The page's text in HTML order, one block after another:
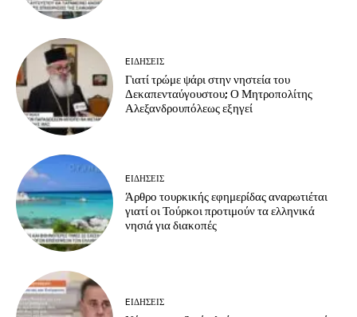
EΙΔΗΣΕΙΣ
Γιατί τρώμε ψάρι στην νηστεία του
Δεκαπενταύγουστου; Ο Μητροπολίτης
Αλεξανδρουπόλεως εξηγεί
EΙΔΗΣΕΙΣ
Άρθρο τουρκικής εφημερίδας αναρωτιέται
γιατί οι Τούρκοι προτιμούν τα ελληνικά
νησιά για διακοπές
EΙΔΗΣΕΙΣ